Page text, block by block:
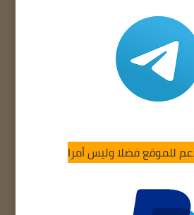
للموقع فضلا وليس أمرا